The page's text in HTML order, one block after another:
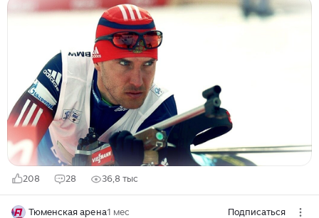
несколько побед на чемпионатах Европы и титулы
чемпиона России. Весной 2024 года спортсмен
официально завершил профессиональную карьеру.
Точку он поставил красиво, успешно выступив на
чемпионате России и попрощавшись с большим
спортом на высокой ноте. Сегодня вспомним самые
яркие моменты его карьеры, разберёмся, почему он
решил уйти именно сейчас, и посмотрим, чем
занимается после завершения выступлений...
208 28 36,8 тыс
Тюменская арена1 мес Подписаться